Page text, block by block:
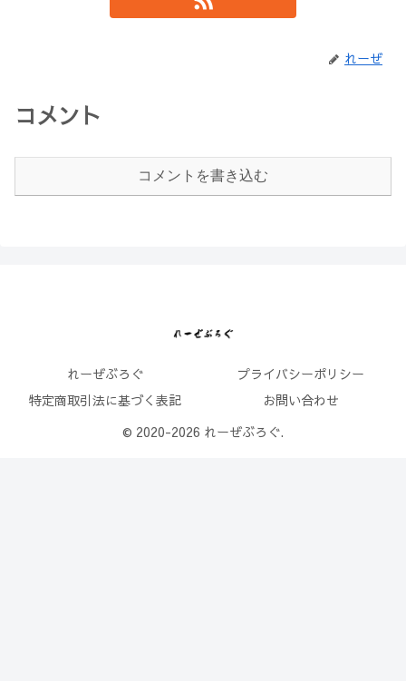
れーぜ
コメント
コメントを書き込む
れーぜぶろぐ
プライバシーポリシー
特定商取引法に基づく表記
お問い合わせ
© 2020-2026 れーぜぶろぐ.